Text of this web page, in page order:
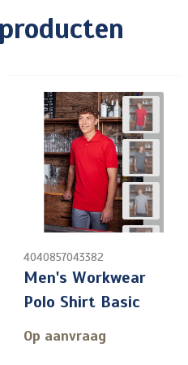
4040857043382
Men's Workwear
Polo Shirt Basic
Op aanvraag